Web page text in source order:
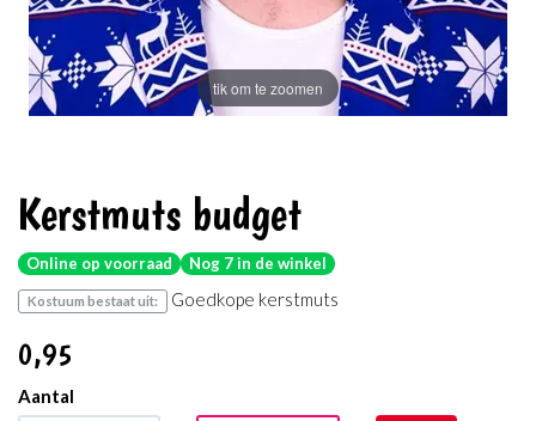
tik om te zoomen
Kerstmuts budget
Online op voorraad Nog 7 in de winkel
Kostuum bestaat uit: Goedkope kerstmuts
0,95
Aantal